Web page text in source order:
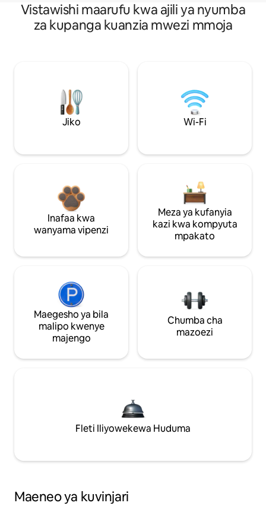
Vistawishi maarufu kwa ajili ya nyumba
za kupanga kuanzia mwezi mmoja
Jiko Wi-Fi
Inafaa kwa
wanyama vipenzi
Meza ya kufanyia
kazi kwa kompyuta
mpakato
Maegesho ya bila
malipo kwenye
majengo
Chumba cha
mazoezi
Fleti Iliyowekewa Huduma
Maeneo ya kuvinjari